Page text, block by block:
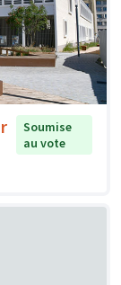
Soumise
au vote